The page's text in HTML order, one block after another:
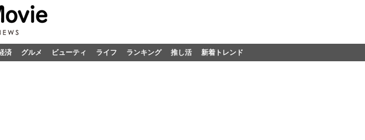
済 グルメ ビューティ ライフ ランキング 推し活 新着トレンド